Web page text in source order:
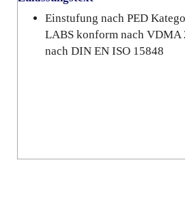
Einstufung nach PED
LABS konform nach VDMA
nach DIN EN ISO 15848